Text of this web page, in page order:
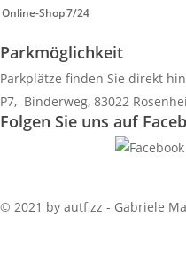
Online-Shop7/24
Parkmöglichkeit
Parkplätze finden Sie direkt
P7, Binderweg, 83022
Folgen Sie uns auf
© 2021 by autfizz - Gabriele